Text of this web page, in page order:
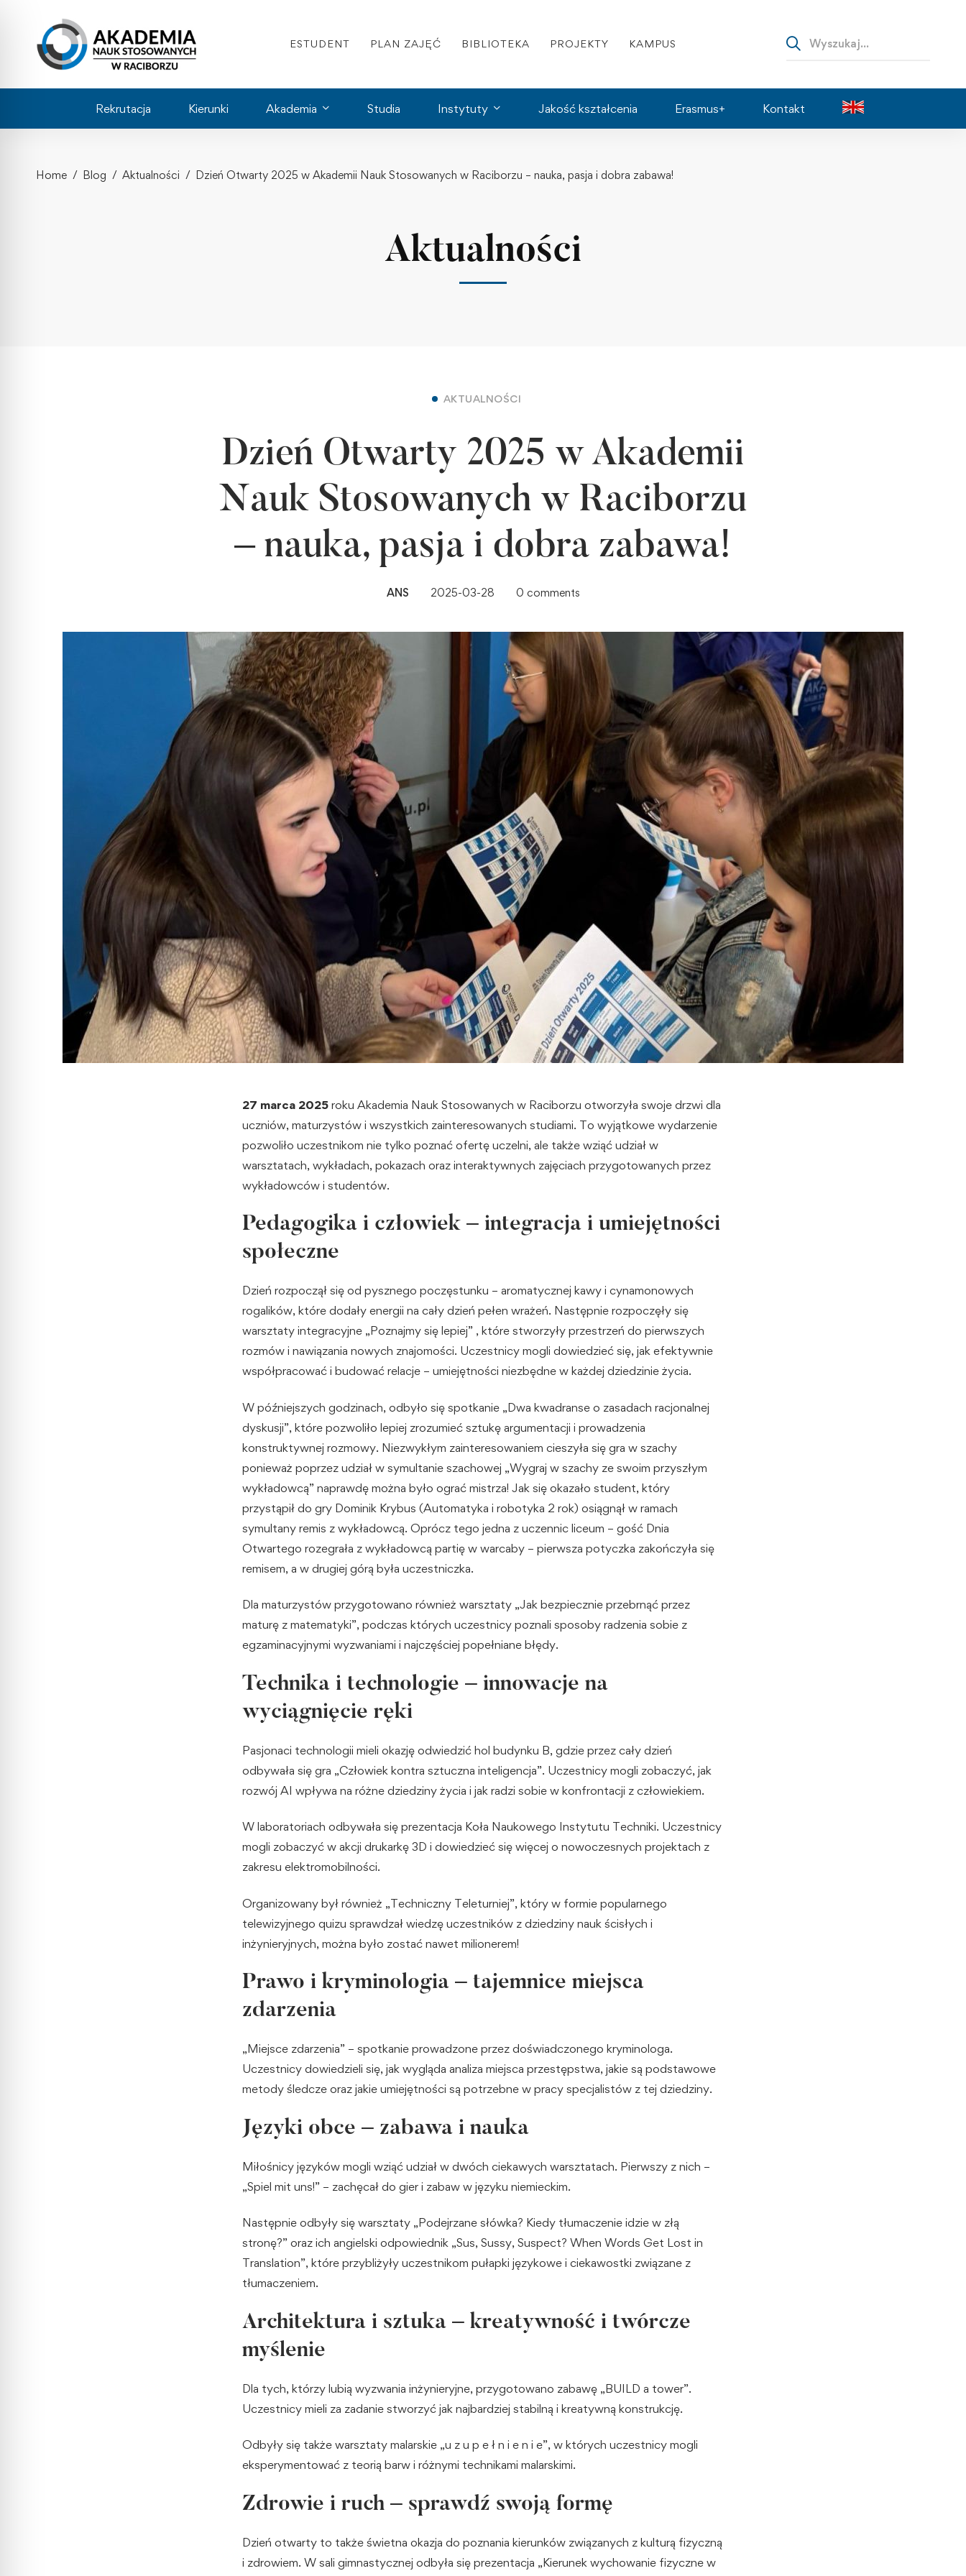
ESTUDENT PLAN ZAJĘĆ BIBLIOTEKA PROJEKTY KAMPUS
Rekrutacja Kierunki Akademia Studia Instytuty Jakość kształcenia Erasmus+ Kontakt
Home Blog Aktualności Dzień Otwarty 2025 w Akademii Nauk Stosowanych w Raciborzu – nauka, pasja i dobra zabawa!
Aktualności
AKTUALNOŚCI
Dzień Otwarty 2025 w Akademii
Nauk Stosowanych w Raciborzu
– nauka, pasja i dobra zabawa!
ANS 2025-03-28 0 comments
27 marca 2025 roku Akademia Nauk Stosowanych w Raciborzu otworzyła swoje drzwi dla
uczniów, maturzystów i wszystkich zainteresowanych studiami. To wyjątkowe wydarzenie
pozwoliło uczestnikom nie tylko poznać ofertę uczelni, ale także wziąć udział w
warsztatach, wykładach, pokazach oraz interaktywnych zajęciach przygotowanych przez
wykładowców i studentów.
Pedagogika i człowiek – integracja i umiejętności
społeczne
Dzień rozpoczął się od pysznego poczęstunku – aromatycznej kawy i cynamonowych
rogalików, które dodały energii na cały dzień pełen wrażeń. Następnie rozpoczęły się
warsztaty integracyjne „Poznajmy się lepiej” , które stworzyły przestrzeń do pierwszych
rozmów i nawiązania nowych znajomości. Uczestnicy mogli dowiedzieć się, jak efektywnie
współpracować i budować relacje – umiejętności niezbędne w każdej dziedzinie życia.
W późniejszych godzinach, odbyło się spotkanie „Dwa kwadranse o zasadach racjonalnej
dyskusji”, które pozwoliło lepiej zrozumieć sztukę argumentacji i prowadzenia
konstruktywnej rozmowy. Niezwykłym zainteresowaniem cieszyła się gra w szachy
ponieważ poprzez udział w symultanie szachowej „Wygraj w szachy ze swoim przyszłym
wykładowcą” naprawdę można było ograć mistrza! Jak się okazało student, który
przystąpił do gry Dominik Krybus (Automatyka i robotyka 2 rok) osiągnął w ramach
symultany remis z wykładowcą. Oprócz tego jedna z uczennic liceum – gość Dnia
Otwartego rozegrała z wykładowcą partię w warcaby – pierwsza potyczka zakończyła się
remisem, a w drugiej górą była uczestniczka.
Dla maturzystów przygotowano również warsztaty „Jak bezpiecznie przebrnąć przez
maturę z matematyki”, podczas których uczestnicy poznali sposoby radzenia sobie z
egzaminacyjnymi wyzwaniami i najczęściej popełniane błędy.
Technika i technologie – innowacje na
wyciągnięcie ręki
Pasjonaci technologii mieli okazję odwiedzić hol budynku B, gdzie przez cały dzień
odbywała się gra „Człowiek kontra sztuczna inteligencja”. Uczestnicy mogli zobaczyć, jak
rozwój AI wpływa na różne dziedziny życia i jak radzi sobie w konfrontacji z człowiekiem.
W laboratoriach odbywała się prezentacja Koła Naukowego Instytutu Techniki. Uczestnicy
mogli zobaczyć w akcji drukarkę 3D i dowiedzieć się więcej o nowoczesnych projektach z
zakresu elektromobilności.
Organizowany był również „Techniczny Teleturniej”, który w formie popularnego
telewizyjnego quizu sprawdzał wiedzę uczestników z dziedziny nauk ścisłych i
inżynieryjnych, można było zostać nawet milionerem!
Prawo i kryminologia – tajemnice miejsca
zdarzenia
„Miejsce zdarzenia” – spotkanie prowadzone przez doświadczonego kryminologa.
Uczestnicy dowiedzieli się, jak wygląda analiza miejsca przestępstwa, jakie są podstawowe
metody śledcze oraz jakie umiejętności są potrzebne w pracy specjalistów z tej dziedziny.
Języki obce – zabawa i nauka
Miłośnicy języków mogli wziąć udział w dwóch ciekawych warsztatach. Pierwszy z nich –
„Spiel mit uns!” – zachęcał do gier i zabaw w języku niemieckim.
Następnie odbyły się warsztaty „Podejrzane słówka? Kiedy tłumaczenie idzie w złą
stronę?” oraz ich angielski odpowiednik „Sus, Sussy, Suspect? When Words Get Lost in
Translation”, które przybliżyły uczestnikom pułapki językowe i ciekawostki związane z
tłumaczeniem.
Architektura i sztuka – kreatywność i twórcze
myślenie
Dla tych, którzy lubią wyzwania inżynieryjne, przygotowano zabawę „BUILD a tower”.
Uczestnicy mieli za zadanie stworzyć jak najbardziej stabilną i kreatywną konstrukcję.
Odbyły się także warsztaty malarskie „u z u p e ł n i e n i e”, w których uczestnicy mogli
eksperymentować z teorią barw i różnymi technikami malarskimi.
Zdrowie i ruch – sprawdź swoją formę
Dzień otwarty to także świetna okazja do poznania kierunków związanych z kulturą fizyczną
i zdrowiem. W sali gimnastycznej odbyła się prezentacja „Kierunek wychowanie fizyczne w